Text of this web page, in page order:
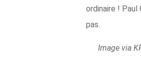
ordinaire !
pas.
Image via